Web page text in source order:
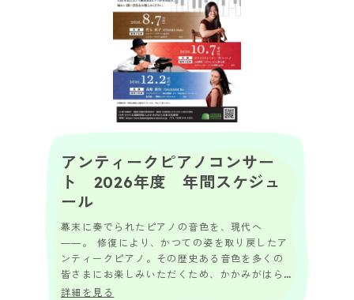
アンティークピアノコンサー
ト 2026年度 年間スケジュ
ール
幕末に奏でられたピアノの音色を、現代へ
――。 修復により、かつての姿を取り戻したア
ンティークピアノ。その歴史ある音色を多くの
皆さまにお楽しみいただくため、かかみがはら
未来文化財団では、定期的にアンティークピア
詳細を見る